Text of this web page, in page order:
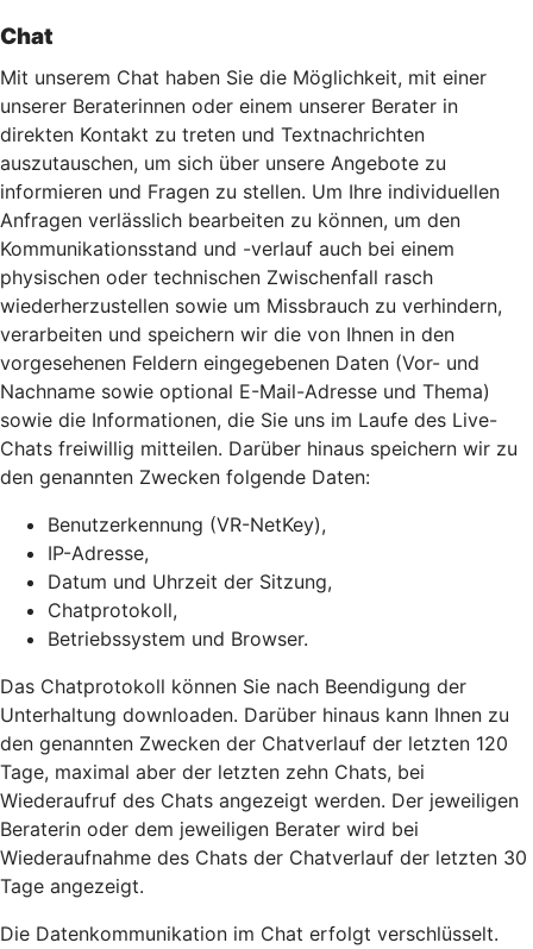
Chat
Mit unserem Chat haben Sie die Möglichkeit, mit einer
unserer Beraterinnen oder einem unserer Berater in
direkten Kontakt zu treten und Textnachrichten
auszutauschen, um sich über unsere Angebote zu
informieren und Fragen zu stellen. Um Ihre individuellen
Anfragen verlässlich bearbeiten zu können, um den
Kommunikationsstand und -verlauf auch bei einem
physischen oder technischen Zwischenfall rasch
wiederherzustellen sowie um Missbrauch zu verhindern,
verarbeiten und speichern wir die von Ihnen in den
vorgesehenen Feldern eingegebenen Daten (Vor- und
Nachname sowie optional E-Mail-Adresse und Thema)
sowie die Informationen, die Sie uns im Laufe des Live-
Chats freiwillig mitteilen. Darüber hinaus speichern wir zu
den genannten Zwecken folgende Daten:
Benutzerkennung (VR-NetKey),
IP-Adresse,
Datum und Uhrzeit der Sitzung,
Chatprotokoll,
Betriebssystem und Browser.
Das Chatprotokoll können Sie nach Beendigung der
Unterhaltung downloaden. Darüber hinaus kann Ihnen zu
den genannten Zwecken der Chatverlauf der letzten 120
Tage, maximal aber der letzten zehn Chats, bei
Wiederaufruf des Chats angezeigt werden. Der jeweiligen
Beraterin oder dem jeweiligen Berater wird bei
Wiederaufnahme des Chats der Chatverlauf der letzten 30
Tage angezeigt.
Die Datenkommunikation im Chat erfolgt verschlüsselt.